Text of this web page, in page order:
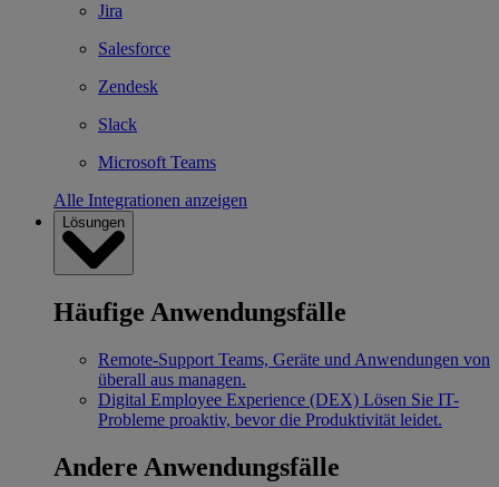
Jira
Salesforce
Zendesk
Slack
Microsoft Teams
Alle Integrationen anzeigen
Lösungen
Häufige Anwendungsfälle
Remote-Support Teams, Geräte und Anwendungen von
überall aus managen.
Digital Employee Experience (DEX) Lösen Sie IT-
Probleme proaktiv, bevor die Produktivität leidet.
Andere Anwendungsfälle